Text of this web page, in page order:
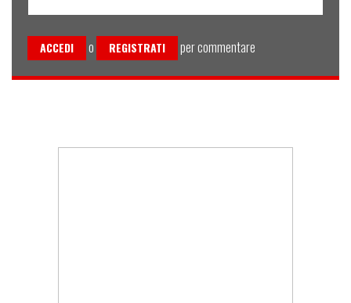
ACCEDI o REGISTRATI per commentare